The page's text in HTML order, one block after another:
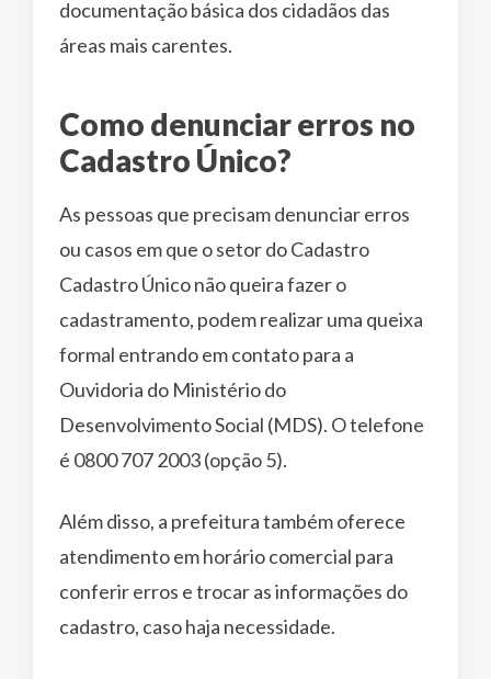
documentação básica dos cidadãos das
áreas mais carentes.
Como denunciar erros no
Cadastro Único?
As pessoas que precisam denunciar erros
ou casos em que o setor do Cadastro
Cadastro Único não queira fazer o
cadastramento, podem realizar uma queixa
formal entrando em contato para a
Ouvidoria do Ministério do
Desenvolvimento Social (MDS). O telefone
é 0800 707 2003 (opção 5).
Além disso, a prefeitura também oferece
atendimento em horário comercial para
conferir erros e trocar as informações do
cadastro, caso haja necessidade.